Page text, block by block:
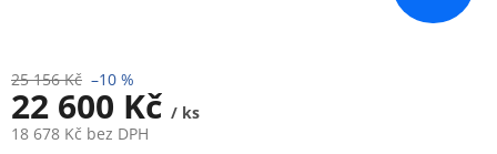
25 156 Kč –10 %
22 600 Kč / ks
18 678 Kč bez DPH